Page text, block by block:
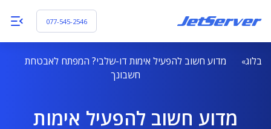
077-545-2546
בלוג
מדוע חשוב להפעיל אימות דו-שלבי? המפתח לאבטחת
חשבונך
מדוע חשוב להפעיל אימות